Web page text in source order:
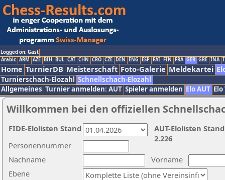
Logged on: Gast
Arabic ARM AZE BIH BUL CAT CHN CRO CZE DEN ENG ESP FAI FIN FRA GER GRE INA
Home TurnierDB Meisterschaft Foto-Galerie Meldekartei
Turnierschach-Elozahl Schnellschach-Elozahl
Allgemeines Turnier anmelden: AUT Spieler anmelden Elo AUT
Willkommen bei den offiziellen
Nachname
Vorname
Ebene
Personennummer
AUT-Elolisten
2.226
FIDE-Elolisten Stand